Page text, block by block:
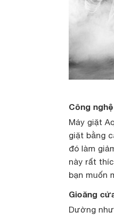
Công
Máy giặt
giặt bằng
đó làm
này rất
bạn muốn
Gioăng
Dường